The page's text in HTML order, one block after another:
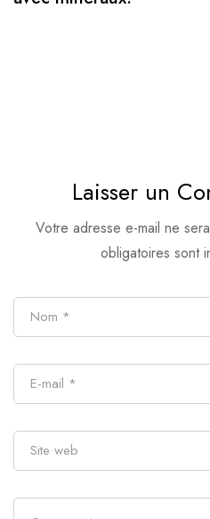
Laisser un
Votre adresse e-mail ne
obligatoires sont